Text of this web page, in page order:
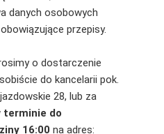
danych osobowych
przepisy.
o dostarczenie
do kancelarii pok.
28, lub za
terminie do
16:00 na adres: